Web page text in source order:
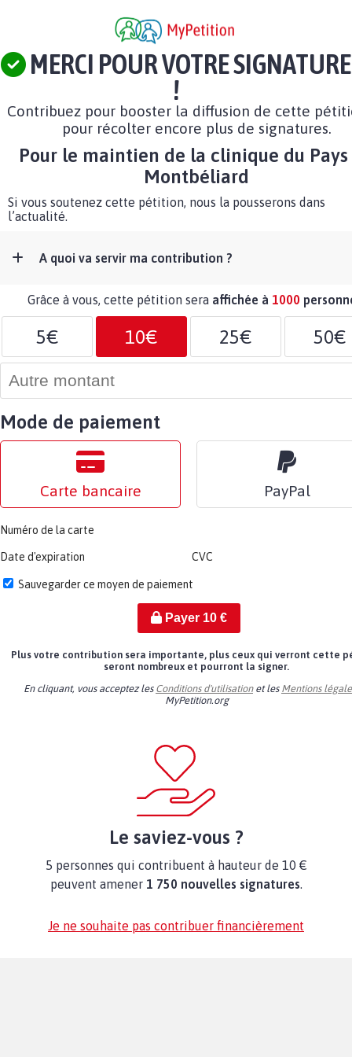
MERCI POUR VOTRE SIGNATURE
!
Contribuez pour booster la diffusion de cette
pour récolter encore plus de signatures.
Pour le maintien de la clinique du Pays
Montbéliard
Si vous soutenez cette pétition, nous la pousserons dans
l’actualité.
A quoi va servir ma contribution ?
Grâce à vous, cette pétition sera affichée à 1000
5€ 10€ 25€ 50€
Mode de paiement
Carte bancaire PayPal
Numéro de la carte
Date d'expiration CVC
Sauvegarder ce moyen de paiement
Payer 10€
Plus votre contribution sera importante, plus ceux qui verront cette
seront nombreux et pourront la signer.
En cliquant, vous acceptez les Conditions d'utilisationet les Mentions
MyPetition.org
Le saviez-vous ?
5 personnes qui contribuent à hauteur de 10 €
peuvent amener 1 750 nouvelles signatures.
Je ne souhaite pas contribuer financièrement